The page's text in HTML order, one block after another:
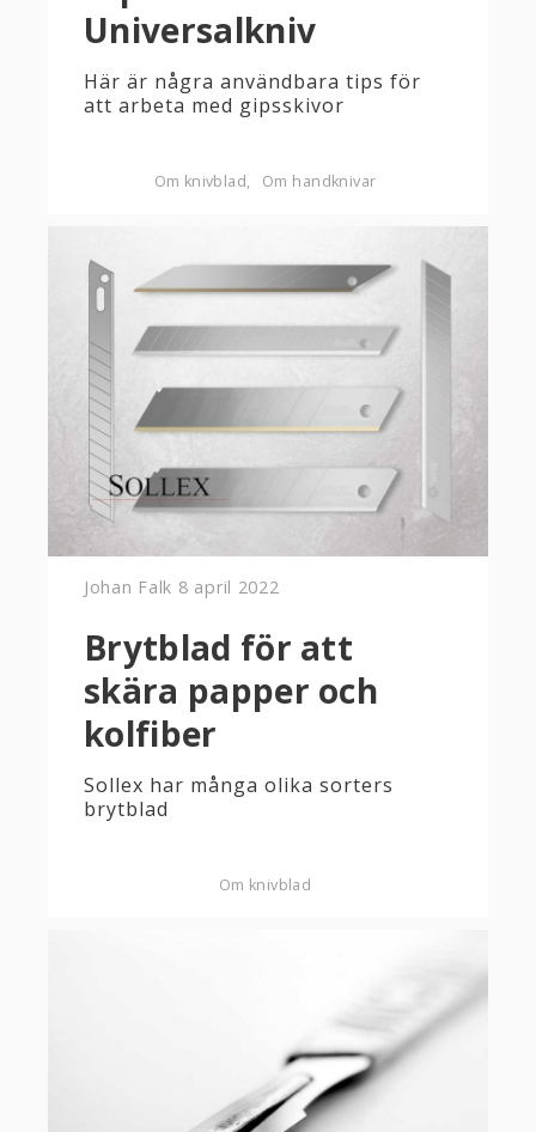
Universalkniv
Här är några användbara tips för
att arbeta med gipsskivor
Om knivblad Om handknivar
Johan Falk 8 april 2022
Brytblad för att
skära papper och
kolfiber
Sollex har många olika sorters
brytblad
Om knivblad